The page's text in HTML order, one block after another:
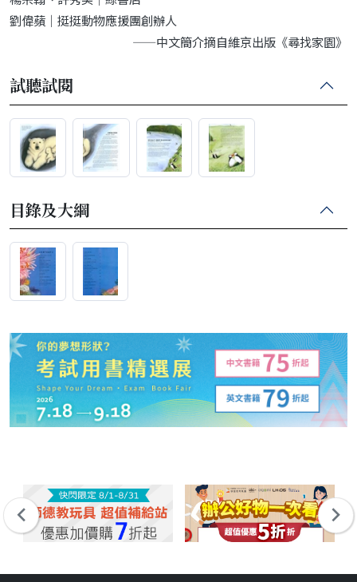
劉偉蘋｜挺挺動物應援團創辦人
——中文簡介摘自維京出版《尋找家園》
試聽試閱
目錄及大綱